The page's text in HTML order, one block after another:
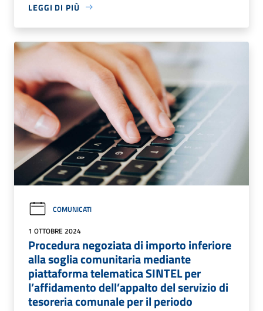
LEGGI DI PIÙ
COMUNICATI
1 OTTOBRE 2024
Procedura negoziata di importo inferiore
alla soglia comunitaria mediante
piattaforma telematica SINTEL per
l’affidamento dell’appalto del servizio di
tesoreria comunale per il periodo